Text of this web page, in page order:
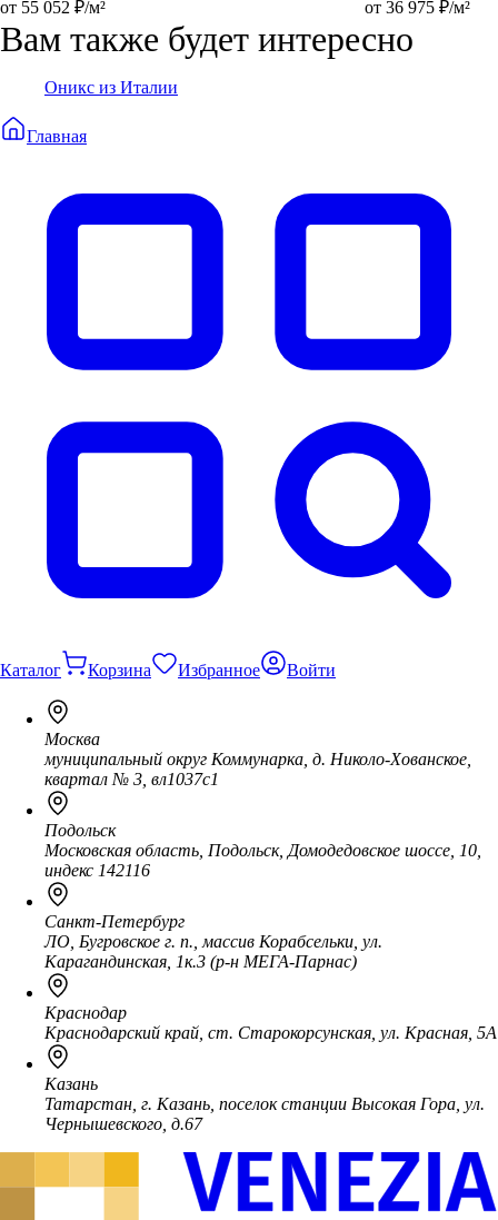
от 55 052 ₽/м²
от 36 975 ₽/м²
Вам также будет интересно
Оникс из Италии
Главная
Каталог Корзина Избранное Войти
Москва
муниципальный округ Коммунарка, д. Николо-Хованское,
квартал № 3, вл1037с1
Подольск
Московская область, Подольск, Домодедовское шоссе, 10,
индекс 142116
Санкт-Петербург
ЛО, Бугровское г. п., массив Корабсельки, ул.
Карагандинская, 1к.3 (р-н МЕГА-Парнас)
Краснодар
Краснодарский край, ст. Старокорсунская, ул. Красная, 5А
Казань
Татарстан, г. Казань, поселок станции Высокая Гора, ул.
Чернышевского, д.67